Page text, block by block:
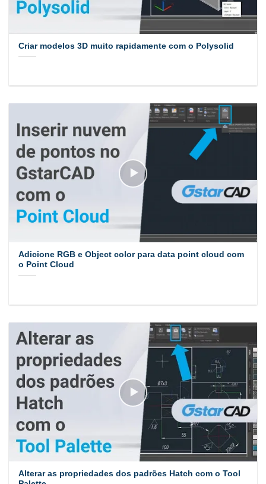
Criar modelos 3D muito rapidamente com o Polysolid
Adicione RGB e Object color para data point cloud com
o Point Cloud
Alterar as propriedades dos padrões Hatch com o Tool